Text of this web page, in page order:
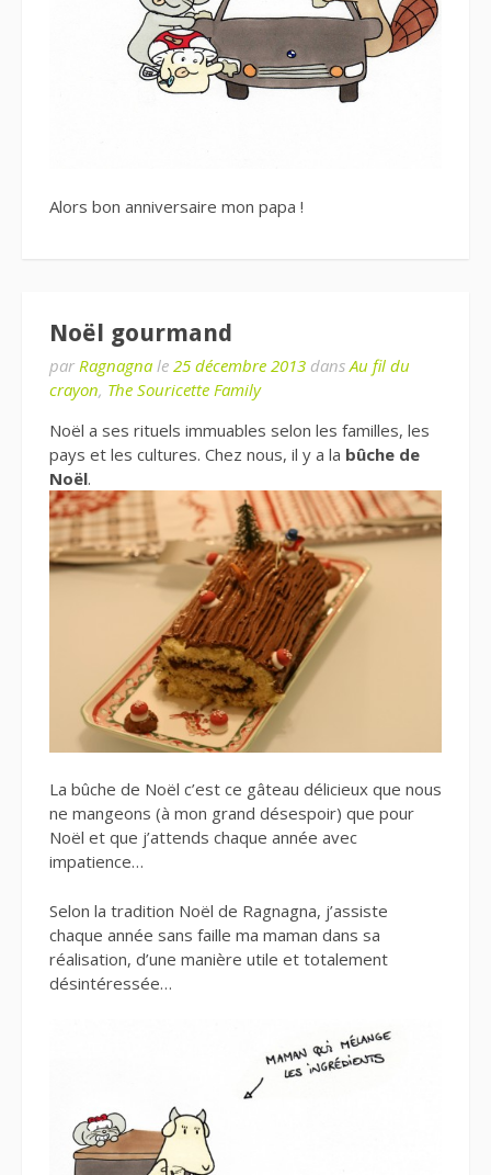
Alors bon anniversaire mon papa !
Noël gourmand
par Ragnagna le 25 décembre 2013 dansAu fil du
crayon, The Souricette Family
Noël a ses rituels immuables selon les familles, les
pays et les cultures. Chez nous, il y a la bûche de
Noël.
La bûche de Noël c’est ce gâteau délicieux que nous
ne mangeons (à mon grand désespoir) que pour
Noël et que j’attends chaque année avec
impatience…
Selon la tradition Noël de Ragnagna, j’assiste
chaque année sans faille ma maman dans sa
réalisation, d’une manière utile et totalement
désintéressée…